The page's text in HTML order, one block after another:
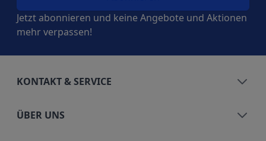
Jetzt abonnieren und keine Angebote und Aktionen
mehr verpassen!
KONTAKT & SERVICE
ÜBER UNS